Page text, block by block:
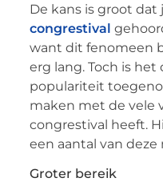
De kans is groot
congrestival
want dit fenomeen
erg lang. Toch is
populariteit
maken met de vele
congrestival heeft.
een aantal van
Groter bereik